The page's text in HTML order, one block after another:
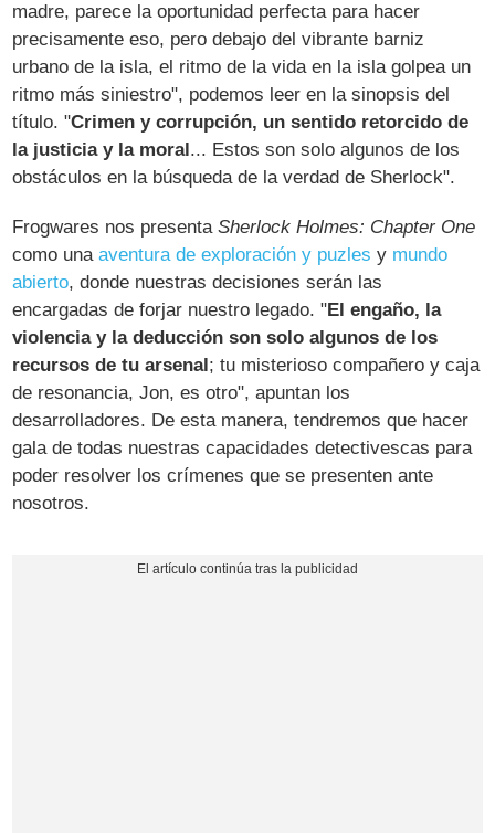
madre, parece la oportunidad perfecta para hacer
precisamente eso, pero debajo del vibrante barniz
urbano de la isla, el ritmo de la vida en la isla golpea un
ritmo más siniestro", podemos leer en la sinopsis del
título. "Crimen y corrupción, un sentido retorcido de
la justicia y la moral... Estos son solo algunos de los
obstáculos en la búsqueda de la verdad de Sherlock".
Frogwares nos presentaSherlock Holmes: Chapter One
como unaaventura de exploración y puzles y mundo
abierto, donde nuestras decisiones serán las
encargadas de forjar nuestro legado. "El engaño, la
violencia y la deducción son solo algunos de los
recursos de tu arsenal; tu misterioso compañero y caja
de resonancia, Jon, es otro", apuntan los
desarrolladores. De esta manera, tendremos que hacer
gala de todas nuestras capacidades detectivescas para
poder resolver los crímenes que se presenten ante
nosotros.